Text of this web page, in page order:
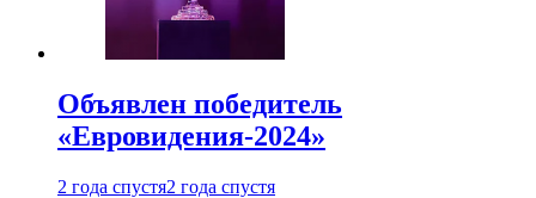
Объявлен победитель
«Евровидения-2024»
2 года спустя2 года спустя